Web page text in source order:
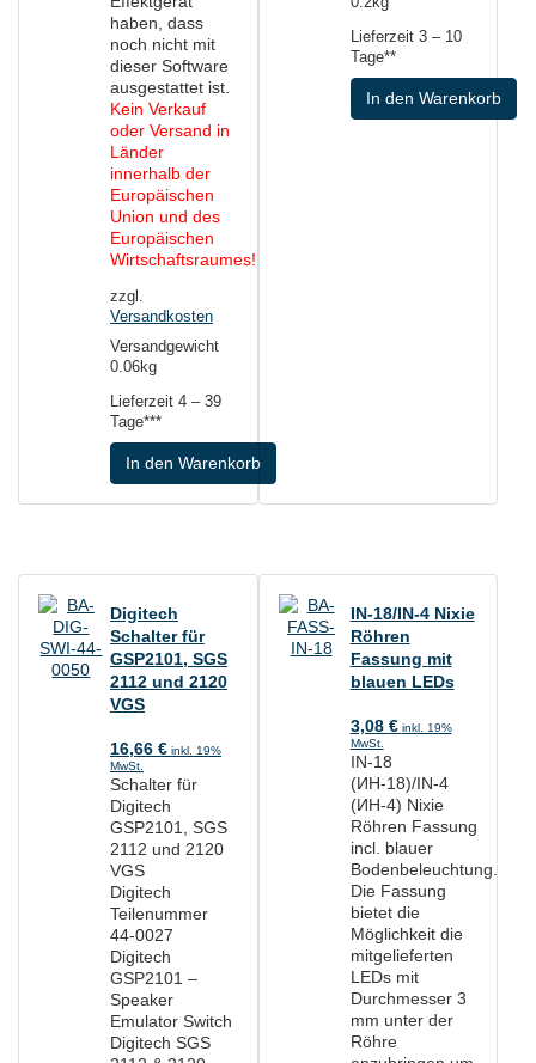
haben, dass
noch nicht mit
dieser Software
ausgestattet ist.
Kein Verkauf
oder Versand in
Länder
innerhalb der
Europäischen
Union und des
Europäischen
Wirtschaftsraumes!
zzgl.
Versandkosten
Versandgewicht
0.06kg
Lieferzeit 4 – 39
Tage***
In den Warenkorb
Lieferzeit 3 – 10
Tage**
In den Warenkorb
Digitech
Schalter für
GSP2101, SGS
2112 und 2120
VGS
16,66 € inkl. 19%
MwSt.
Schalter für
Digitech
GSP2101, SGS
2112 und 2120
VGS
Digitech
Teilenummer
44-0027
Digitech
GSP2101 –
Speaker
Emulator Switch
Digitech SGS
IN-18/IN-4 Nixie
Röhren
Fassung mit
blauen LEDs
3,08 € inkl. 19%
MwSt.
IN-18
(ИН-18)/IN-4
(ИН-4) Nixie
Röhren Fassung
incl. blauer
Bodenbeleuchtung.
Die Fassung
bietet die
Möglichkeit die
mitgelieferten
LEDs mit
Durchmesser 3
mm unter der
Röhre